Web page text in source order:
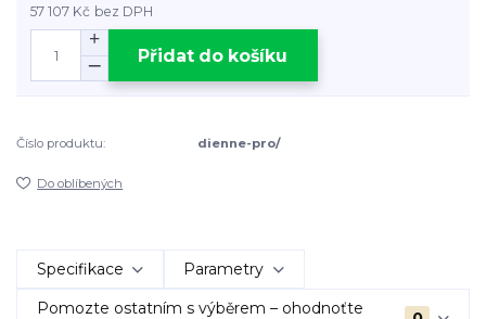
57 107 Kč bez DPH
Přidat do košíku
Číslo produktu: dienne-pro/
Do oblíbených
Specifikace Parametry
Pomozte ostatním s výběrem – ohodnoťte